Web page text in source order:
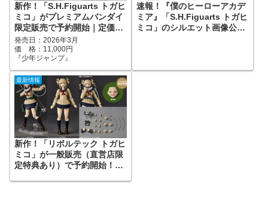
新作！「S.H.Figuarts トガヒ
ミコ」がプレミアムバンダイ
限定販売で予約開始｜定価
11,000円、発売日2026年3月
予定『僕のヒーローアカデミ
ア』
発売日：2026年3月
価 格：11,000円
『少年ジャンプ』
速報！『僕のヒーローアカデ
ミア』「S.H.Figuarts トガヒ
ミコ」のシルエット画像公
最新情報
新作！「リボルテック トガヒ
ミコ」が一般販売（直営店限
定特典あり）で予約開始！